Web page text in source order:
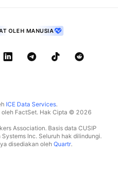
OLEH MANUSIA
ICE Data Services.
FactSet. Hak Cipta © 2026
Association. Basis data CUSIP
Inc. Seluruh hak dilindungi.
disediakan oleh Quartr.